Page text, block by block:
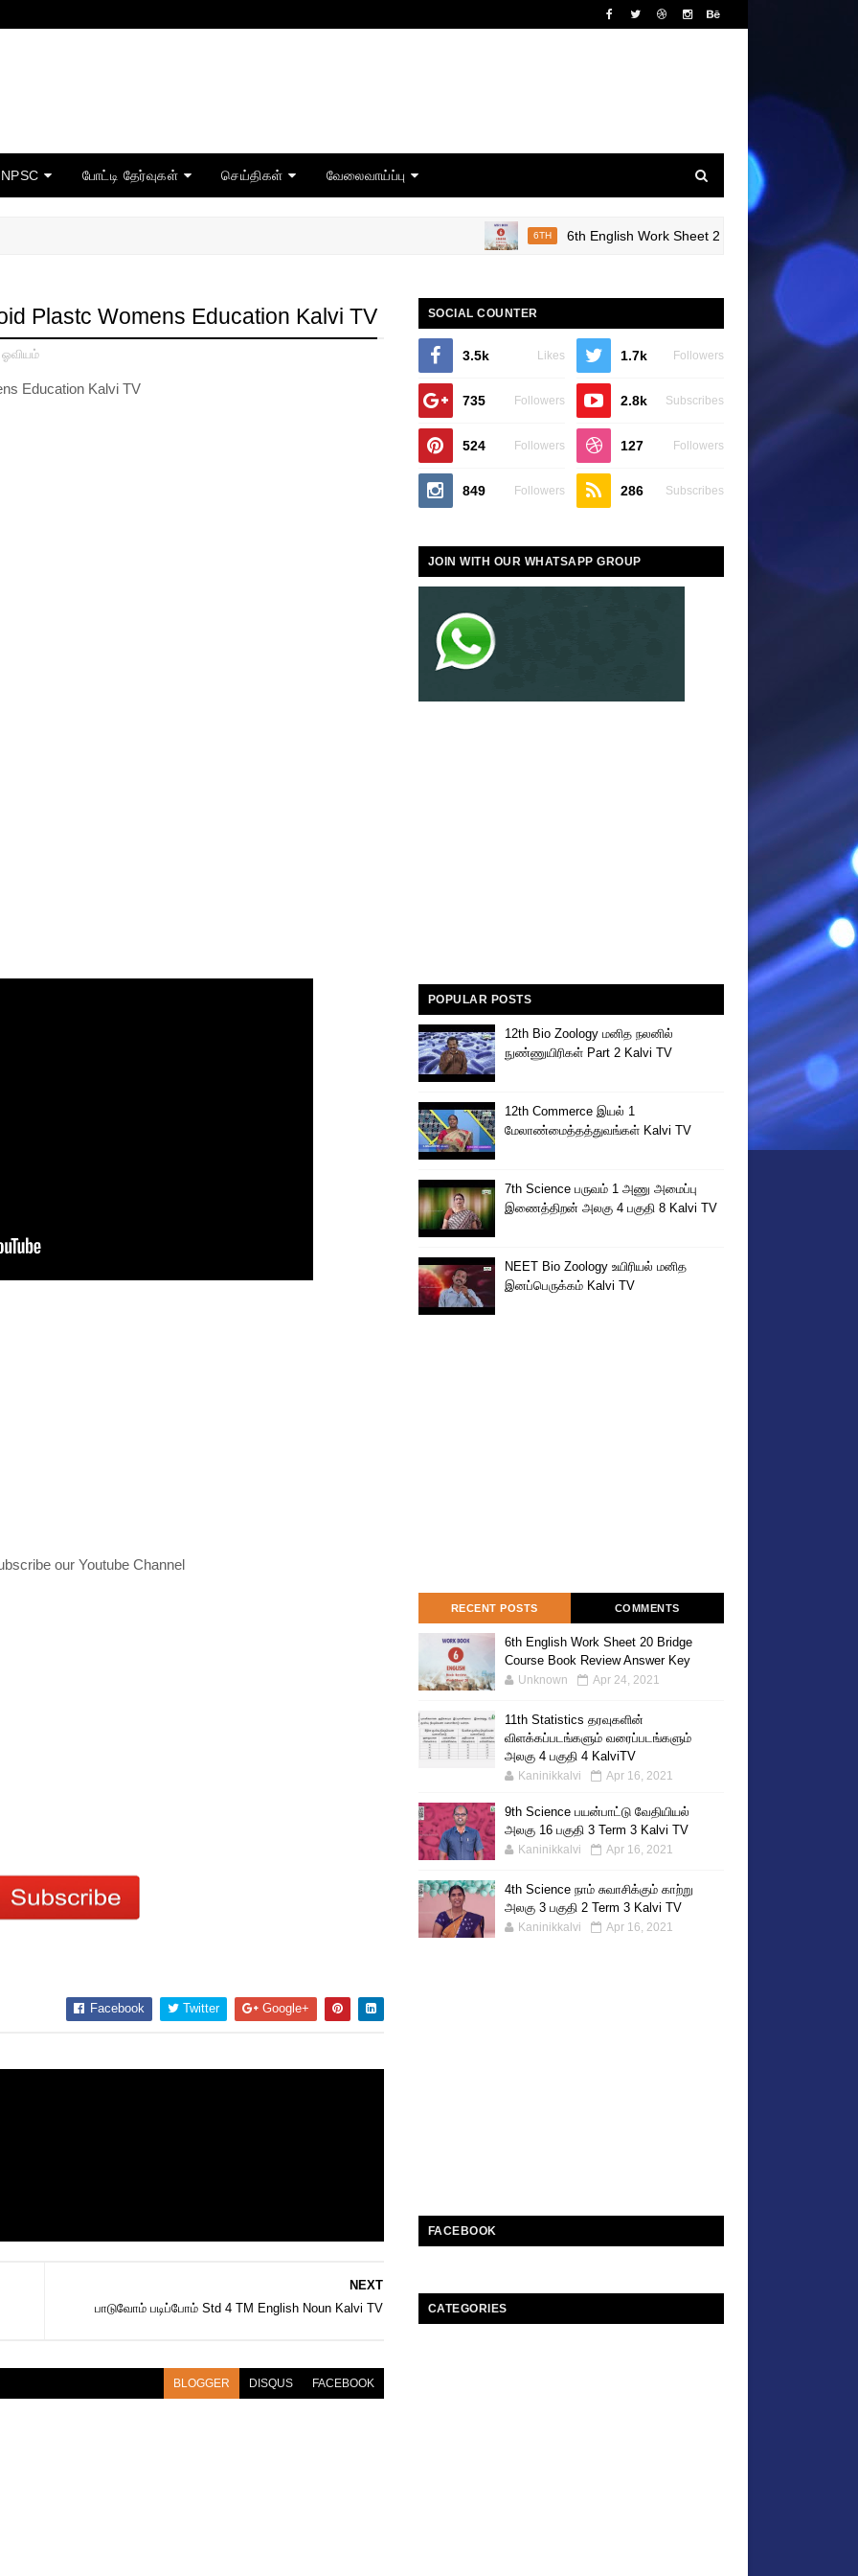
போட்டி தேர்வுகள் செய்திகள் வேலைவாய்ப்பு
6TH 6th English Work Sheet 20 Bridge Course Book
Plastc Womens Education Kalvi TV
ஓவியம்
Education Kalvi TV
our Youtube Channel
Facebook Twitter Google+
NEXT
பாடுவோம் படிப்போம் Std 4 TM English Noun Kalvi TV
BLOGGER DISQUS FACEBOOK
SOCIAL COUNTER
3.5k Likes 1.7k Followers
735 Followers 2.8k Subscribes
524 Followers 127 Followers
849 Followers 286 Subscribes
JOIN WITH OUR WHATSAPP GROUP
POPULAR POSTS
12th Bio Zoology மனித நலனில்
நுண்ணுயிரிகள் Part 2 Kalvi TV
12th Commerce இயல் 1
மேலாண்மைத்தத்துவங்கள் Kalvi TV
7th Science பருவம் 1 அணு அமைப்பு
இணைத்திறன் அலகு 4 பகுதி 8 Kalvi TV
NEET Bio Zoology உயிரியல் மனித
இனப்பெருக்கம் Kalvi TV
RECENT POSTS COMMENTS
6th English Work Sheet 20 Bridge
Course Book Review Answer Key
Unknown Apr 24, 2021
11th Statistics தரவுகளின்
விளக்கப்படங்களும் வரைப்படங்களும்
அலகு 4 பகுதி 4 KalviTV
Kaninikkalvi Apr 16, 2021
9th Science பயன்பாட்டு வேதியியல்
அலகு 16 பகுதி 3 Term 3 Kalvi TV
Kaninikkalvi Apr 16, 2021
4th Science நாம் சுவாசிக்கும் காற்று
அலகு 3 பகுதி 2 Term 3 Kalvi TV
Kaninikkalvi Apr 16, 2021
FACEBOOK
CATEGORIES